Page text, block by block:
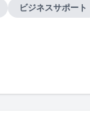
ビジネスサポート